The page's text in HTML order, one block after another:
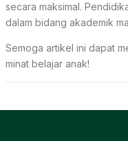
secara maksimal.
dalam bidang akademik
Semoga artikel ini dapat
minat belajar anak!